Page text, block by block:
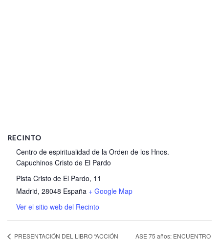
RECINTO
Centro de espiritualidad de la Orden de los Hnos.
Capuchinos Cristo de El Pardo
Pista Cristo de El Pardo, 11
Madrid, 28048 España + Google Map
Ver el sitio web del Recinto
PRESENTACIÓN DEL LIBRO “ACCIÓN
ASE 75 años: ENCUENTRO